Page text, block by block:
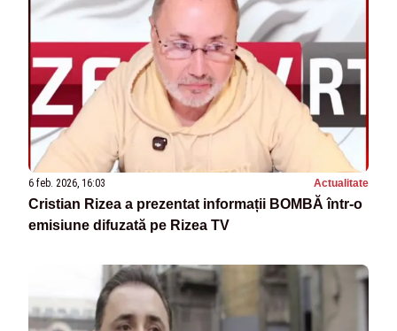
6 feb. 2026, 16:03 Actualitate
Cristian Rizea a prezentat informații BOMBĂ într-o
emisiune difuzată pe Rizea TV